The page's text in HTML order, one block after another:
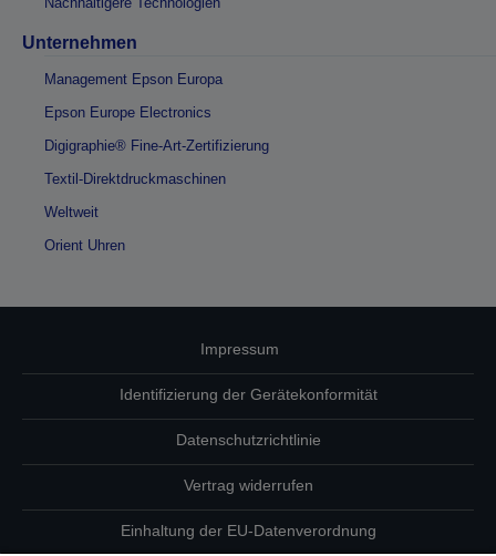
Unternehmen
Management Epson Europa
Epson Europe Electronics
Digigraphie® Fine-Art-Zertifizierung
Textil-Direktdruckmaschinen
Weltweit
Orient Uhren
Impressum
Identifizierung der Gerätekonformität
Datenschutzrichtlinie
Vertrag widerrufen
Einhaltung der EU-Datenverordnung